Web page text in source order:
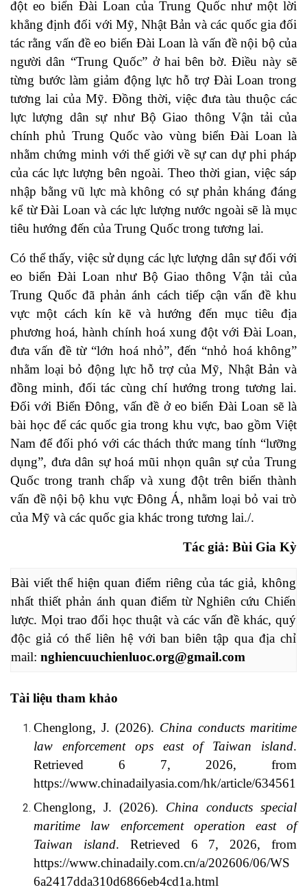
đột eo biển Đài Loan của Trung Quốc như một lời
khẳng định đối với Mỹ, Nhật Bản và các quốc gia đối
tác rằng vấn đề eo biển Đài Loan là vấn đề nội bộ của
người dân “Trung Quốc” ở hai bên bờ. Điều này sẽ
từng bước làm giảm động lực hỗ trợ Đài Loan trong
tương lai của Mỹ. Đồng thời, việc đưa tàu thuộc các
lực lượng dân sự như Bộ Giao thông Vận tải của
chính phủ Trung Quốc vào vùng biển Đài Loan là
nhằm chứng minh với thế giới về sự can dự phi pháp
của các lực lượng bên ngoài. Theo thời gian, việc sáp
nhập bằng vũ lực mà không có sự phản kháng đáng
kể từ Đài Loan và các lực lượng nước ngoài sẽ là mục
tiêu hướng đến của Trung Quốc trong tương lai.
Có thể thấy, việc sử dụng các lực lượng dân sự đối với
eo biển Đài Loan như Bộ Giao thông Vận tải của
Trung Quốc đã phản ánh cách tiếp cận vấn đề khu
vực một cách kín kẽ và hướng đến mục tiêu địa
phương hoá, hành chính hoá xung đột với Đài Loan,
đưa vấn đề từ “lớn hoá nhỏ”, đến “nhỏ hoá không”
nhằm loại bỏ động lực hỗ trợ của Mỹ, Nhật Bản và
đồng minh, đối tác cùng chí hướng trong tương lai.
Đối với Biển Đông, vấn đề ở eo biển Đài Loan sẽ là
bài học để các quốc gia trong khu vực, bao gồm Việt
Nam để đối phó với các thách thức mang tính “lưỡng
dụng”, đưa dân sự hoá mũi nhọn quân sự của Trung
Quốc trong tranh chấp và xung đột trên biển thành
vấn đề nội bộ khu vực Đông Á, nhằm loại bỏ vai trò
của Mỹ và các quốc gia khác trong tương lai./.
Tác giả: Bùi Gia Kỳ
Bài viết thể hiện quan điểm riêng của tác giả, không
nhất thiết phản ánh quan điểm từ Nghiên cứu Chiến
lược. Mọi trao đổi học thuật và các vấn đề khác, quý
độc giả có thể liên hệ với ban biên tập qua địa chỉ
mail: nghiencuuchienluoc.org@gmail.com
Tài liệu tham khảo
Chenglong, J. (2026). China conducts maritime
law enforcement ops east of Taiwan island.
Retrieved 6 7, 2026, from
https://www.chinadailyasia.com/hk/article/634561
Chenglong, J. (2026). China conducts special
maritime law enforcement operation east of
Taiwan island. Retrieved 6 7, 2026, from
https://www.chinadaily.com.cn/a/202606/06/WS
6a2417dda310d6866eb4cd1a.html